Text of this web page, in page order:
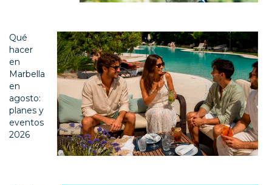
Qué
hacer
en
Marbella
en
agosto:
planes y
eventos
2026